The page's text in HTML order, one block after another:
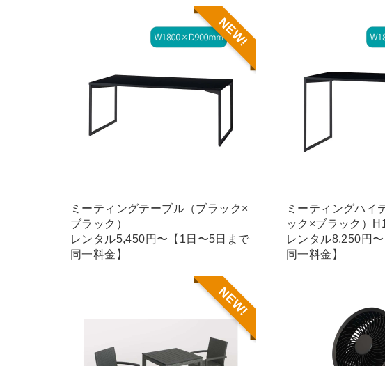
ミーティングテーブル（ブラック×
ブラック）
レンタル5,450円〜【1日〜5日まで
同一料金】
NEW!
ミーティングハイ
ック×ブラック）
レンタル8,250円
同一料金】
NEW!